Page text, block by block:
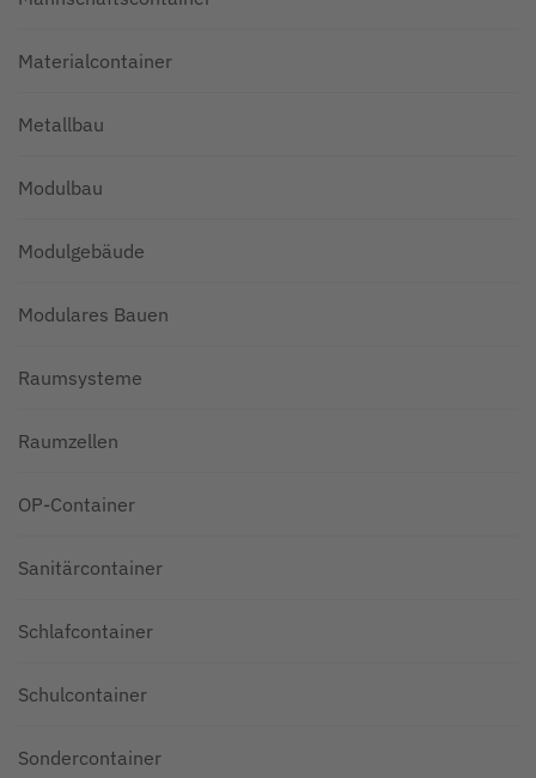
Materialcontainer
Metallbau
Modulbau
Modulgebäude
Modulares Bauen
Raumsysteme
Raumzellen
OP-Container
Sanitärcontainer
Schlafcontainer
Schulcontainer
Sondercontainer